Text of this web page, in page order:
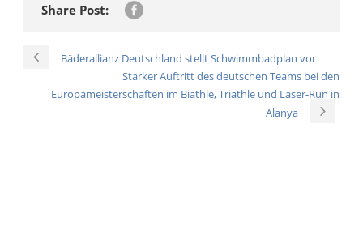
Share Post:
Bäderallianz Deutschland stellt Schwimmbadplan vor
Starker Auftritt des deutschen Teams bei den
Europameisterschaften im Biathle, Triathle und Laser-Run in
Alanya